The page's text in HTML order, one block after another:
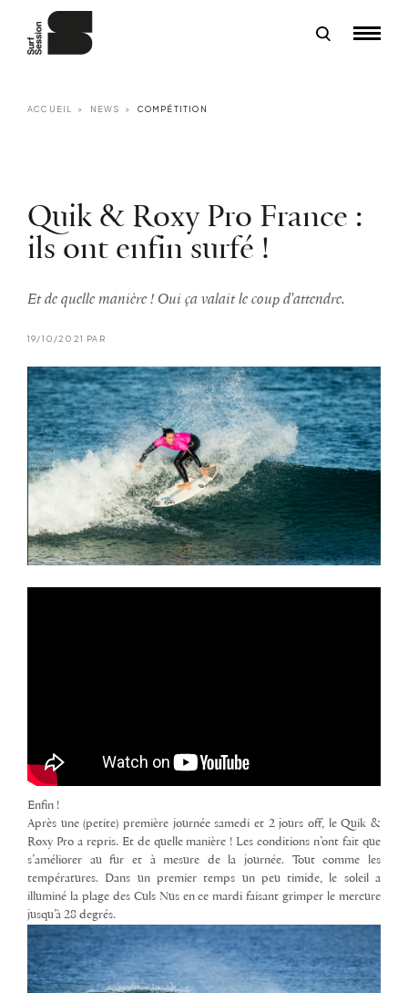
ACCUEIL NEWS COMPÉTITION
Quik & Roxy Pro France :
ils ont enfin surfé !
Et de quelle manière ! Oui ça valait le coup d'attendre.
19/10/2021 PAR
Enfin !
Après une (petite) première journée samedi et 2 jours off, le Quik &
Roxy Pro a repris. Et de quelle manière ! Les conditions n’ont fait que
s’améliorer au fur et à mesure de la journée. Tout comme les
températures. Dans un premier temps un peu timide, le soleil a
illuminé la plage des Culs Nus en ce mardi faisant grimper le mercure
jusqu’à 28 degrés.